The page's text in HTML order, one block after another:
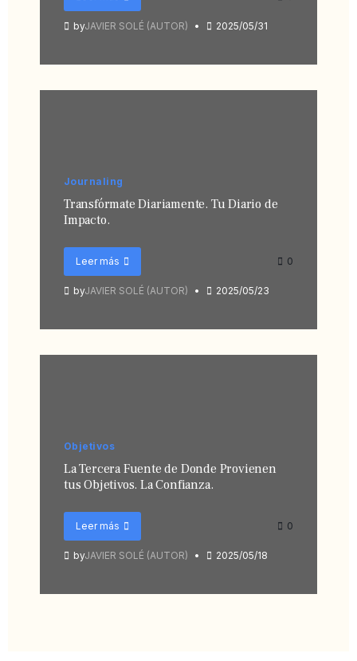
byJAVIER SOLÉ (AUTOR) 2025/05/31
Journaling
Transfórmate Diariamente. Tu Diario de
Impacto.
Leer más 0
byJAVIER SOLÉ (AUTOR) 2025/05/23
Objetivos
La Tercera Fuente de Donde Provienen
tus Objetivos. La Confianza.
Leer más 0
byJAVIER SOLÉ (AUTOR) 2025/05/18